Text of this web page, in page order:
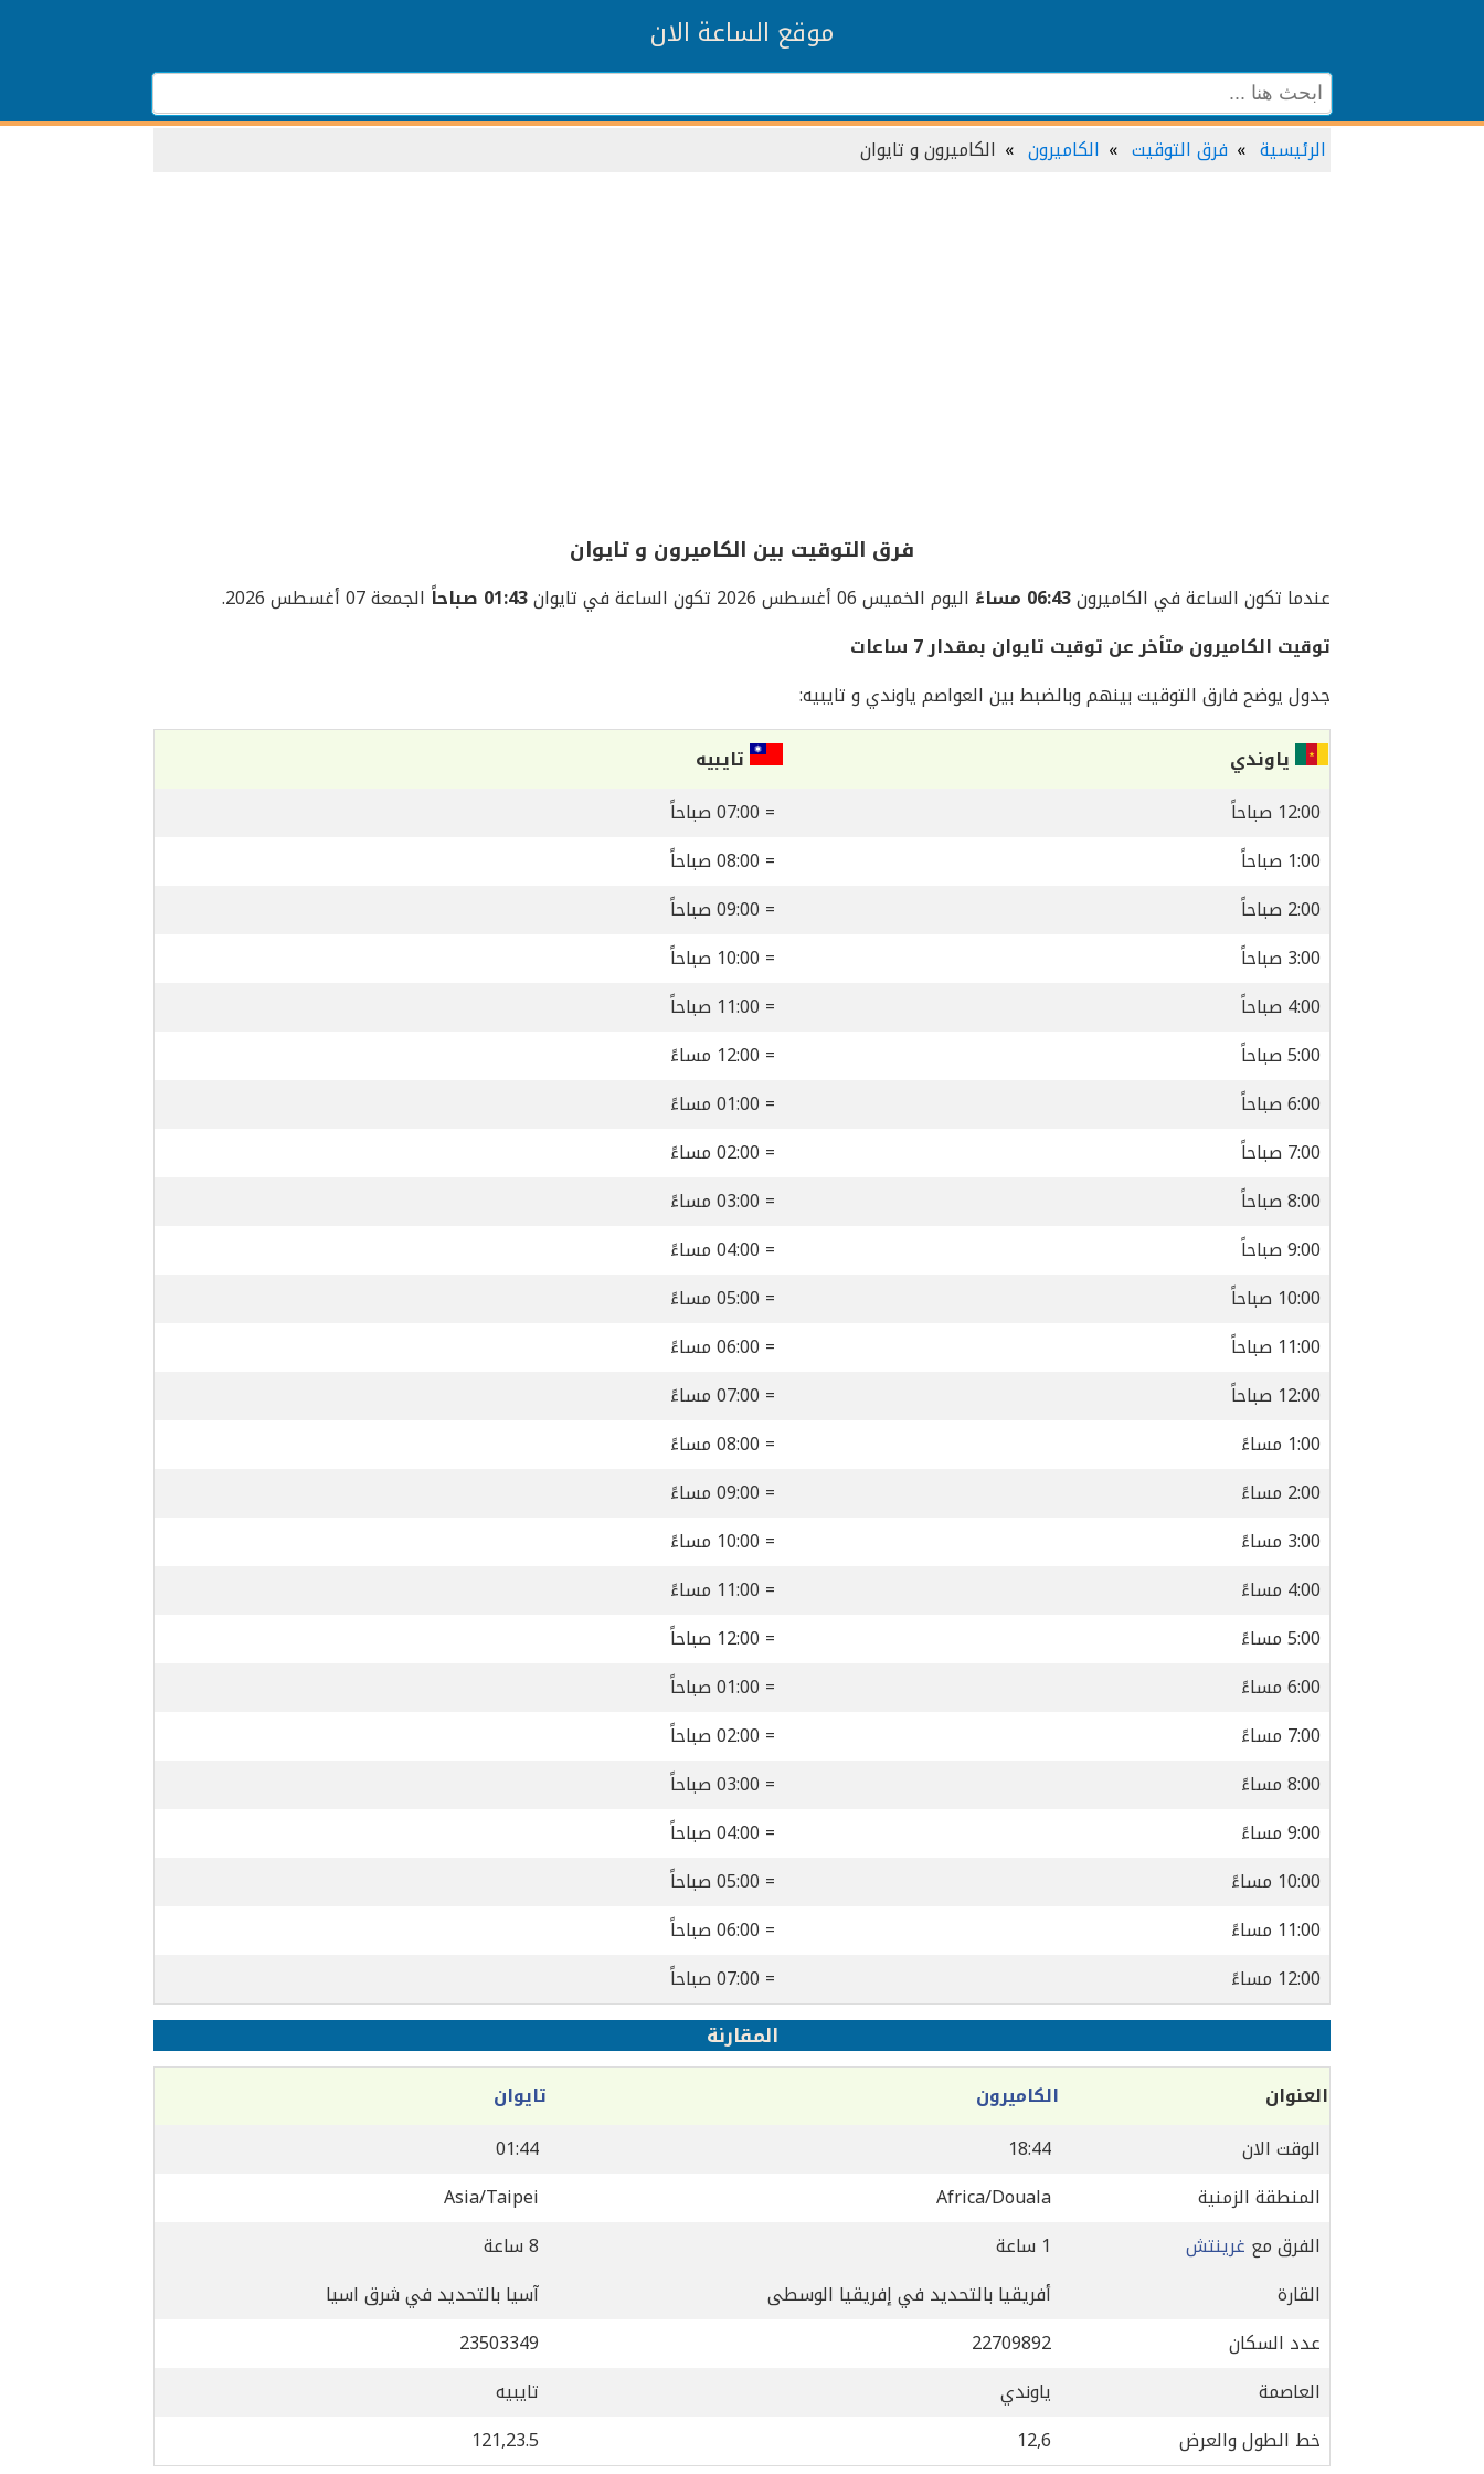
موقع الساعة الان
الرئيسية فرق التوقيت الكاميرون الكاميرون و تايوان
فرق التوقيت بين الكاميرون و تايوان
عندما تكون الساعة في الكاميرون06:43 مساءً اليوم الخميس 06 أغسطس 2026 تكون الساعة في تايوان 01:43 صباحاً
الجمعة 07 أغسطس 2026.
توقيت الكاميرون متأخر عن توقيت تايوان بمقدار 7 ساعات
جدول يوضح فارق التوقيت بينهم وبالضبط بين العواصم ياوندي و تايبيه:
ياوندي
تايبيه
12:00 صباحاً
= 07:00 صباحاً
1:00 صباحاً
= 08:00 صباحاً
2:00 صباحاً
= 09:00 صباحاً
3:00 صباحاً
= 10:00 صباحاً
4:00 صباحاً
= 11:00 صباحاً
5:00 صباحاً
= 12:00 مساءً
6:00 صباحاً
= 01:00 مساءً
7:00 صباحاً
= 02:00 مساءً
8:00 صباحاً
= 03:00 مساءً
9:00 صباحاً
= 04:00 مساءً
10:00 صباحاً
= 05:00 مساءً
11:00 صباحاً
= 06:00 مساءً
12:00 صباحاً
= 07:00 مساءً
1:00 مساءً
= 08:00 مساءً
2:00 مساءً
= 09:00 مساءً
3:00 مساءً
= 10:00 مساءً
4:00 مساءً
= 11:00 مساءً
5:00 مساءً
= 12:00 صباحاً
6:00 مساءً
= 01:00 صباحاً
7:00 مساءً
= 02:00 صباحاً
8:00 مساءً
= 03:00 صباحاً
9:00 مساءً
= 04:00 صباحاً
10:00 مساءً
= 05:00 صباحاً
11:00 مساءً
= 06:00 صباحاً
12:00 مساءً
= 07:00 صباحاً
المقارنة
العنوان الكاميرون
تايوان
الوقت الان
18:44
01:44
المنطقة الزمنية
Africa/Douala
Asia/Taipei
الفرق مع غرينتش 1 ساعة
8 ساعة
القارة
أفريقيا بالتحديد في إفريقيا الوسطى
آسيا بالتحديد في شرق اسيا
عدد السكان
22709892
23503349
العاصمة
ياوندي
تايبيه
خط الطول والعرض
12,6
121,23.5